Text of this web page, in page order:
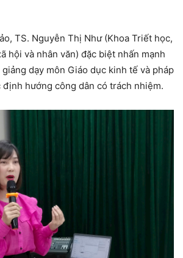
TS. Nguyễn Thị Như (Khoa Triết học,
hội và nhân văn) đặc biệt nhấn mạnh
dạy môn Giáo dục kinh tế và pháp
định hướng công dân có trách nhiệm.